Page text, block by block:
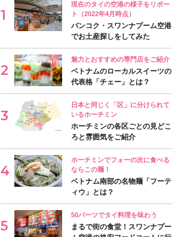
現在のタイの空港の様子をリポー
ト（2022年4月時点）
バンコク・スワンナプーム空港
でお土産探しをしてみた
魅力とおすすめの専門店をご紹介
ベトナムのローカルスイーツの
代表格「チェー」とは？
日本と同じく「区」に分けられて
いるホーチミン
ホーチミンの各区ごとの見どこ
ろと雰囲気をご紹介
ホーチミンでフォーの次に食べる
ならこの麺！
ベトナム南部の名物麺「フーテ
ィウ」とは？
50バーツでタイ料理を味わう
まるで街の食堂！スワンナプー